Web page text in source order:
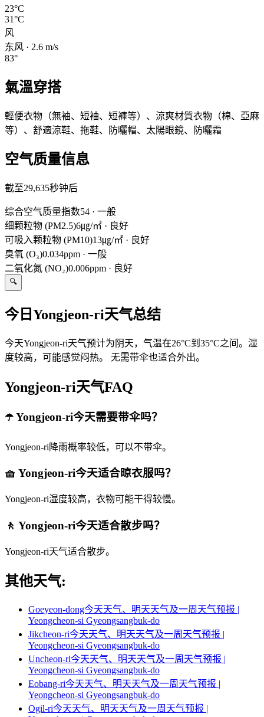
23°C
31°C
风
东风 · 2.6 m/s
83°
氣溫穿搭
輕便衣物（無袖、短袖、短褲等）、涼爽材質衣物（棉、亞麻
等）、舒適涼鞋、拖鞋、防曬帽、太陽眼鏡、防曬霜
空气质量信息
截至29,635秒钟后
综合空气质量指数54 · 一般
细颗粒物 (PM2.5)6㎍/㎥ · 良好
可吸入颗粒物 (PM10)13㎍/㎥ · 良好
臭氧 (O₃)0.034ppm · 一般
二氧化氮 (NO₂)0.006ppm · 良好
🔍
今日Yongjeon-ri天气总结
今天Yongjeon-ri天气预计为阴天，气温在26°C到35°C之间。湿
度较高，可能感觉闷热。 无需带伞也适合外出。
Yongjeon-ri天气FAQ
☂️ Yongjeon-ri今天需要带伞吗？
Yongjeon-ri降雨概率较低，可以不带伞。
🧺 Yongjeon-ri今天适合晾衣服吗？
Yongjeon-ri湿度较高，衣物可能干得较慢。
🚶 Yongjeon-ri今天适合散步吗？
Yongjeon-ri天气适合散步。
其他天气:
Goeyeon-dong今天天气、明天天气及一周天气预报 |
Yeongcheon-si Gyeongsangbuk-do
Jikcheon-ri今天天气、明天天气及一周天气预报 |
Yeongcheon-si Gyeongsangbuk-do
Uncheon-ri今天天气、明天天气及一周天气预报 |
Yeongcheon-si Gyeongsangbuk-do
Eobang-ri今天天气、明天天气及一周天气预报 |
Yeongcheon-si Gyeongsangbuk-do
Ogil-ri今天天气、明天天气及一周天气预报 |